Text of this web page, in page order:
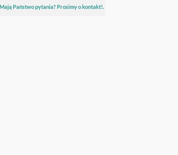
Mają Państwo pytania? Prosimy o kontakt!.